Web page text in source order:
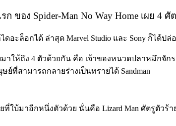
ของ Spider-Man No Way Home เผย 4
ะล็อกได้ ล่าสุด Marvel Studio และ Sony ก็ได้
ให้ถึง 4 ตัวด้วยกัน คือ เจ้าของหนวดปลาหมึกจัก
ย์ที่สามารถกลายร่างเป็นทรายได้ Sandman
ที่ใบ้มาอีกหนึ่งตัวด้วย นั่นคือ Lizard Man ศัตรูตั